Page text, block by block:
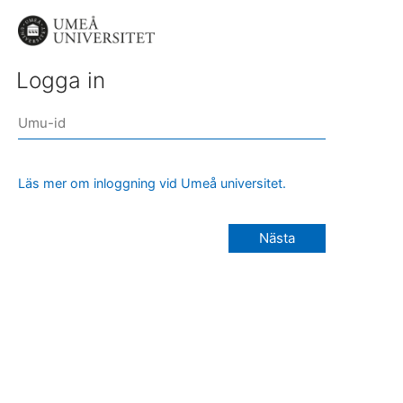
Logga in
Läs mer om inloggning vid Umeå universitet.
Nästa